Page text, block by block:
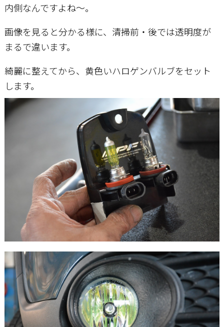
内側なんですよね～。
画像を見ると分かる様に、清掃前・後では透明度が
まるで違います。
綺麗に整えてから、黄色いハロゲンバルブをセット
します。